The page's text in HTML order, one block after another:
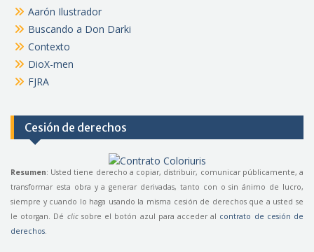
Aarón Ilustrador
Buscando a Don Darki
Contexto
DioX-men
FJRA
Cesión de derechos
Resumen: Usted tiene derecho a copiar, distribuir, comunicar públicamente, a
transformar esta obra y a generar derivadas, tanto con o sin ánimo de lucro,
siempre y cuando lo haga usando la misma cesión de derechos que a usted se
le otorgan. Dé clicsobre el botón azul para acceder al contrato de cesión de
derechos.